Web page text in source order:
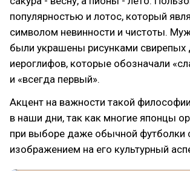
популярностью и лотос, который
символом невинности и чистоты.
были украшены рисунками свирепых
иероглифов, которые обозначали
и «всегда первый».
Акцент на важности такой
в наши дни, так как многие японцы
при выборе даже обычной футболки
изображением на его культурный